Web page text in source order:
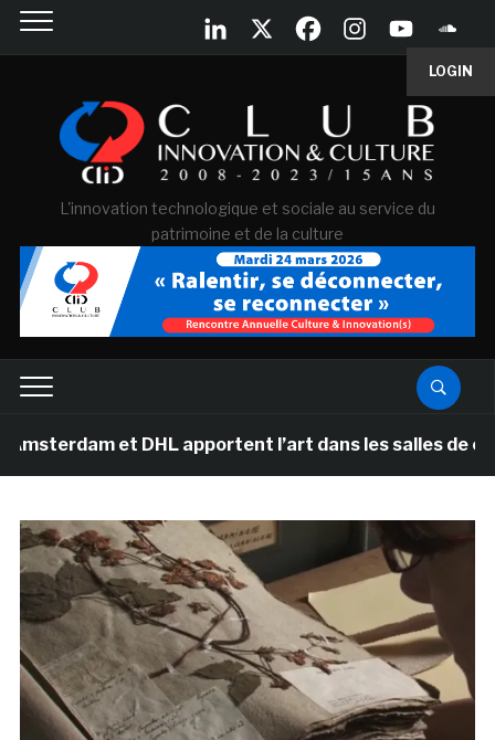
LOGIN
L'innovation technologique et sociale au service du
patrimoine et de la culture
et DHL apportent l’art dans les salles de classe